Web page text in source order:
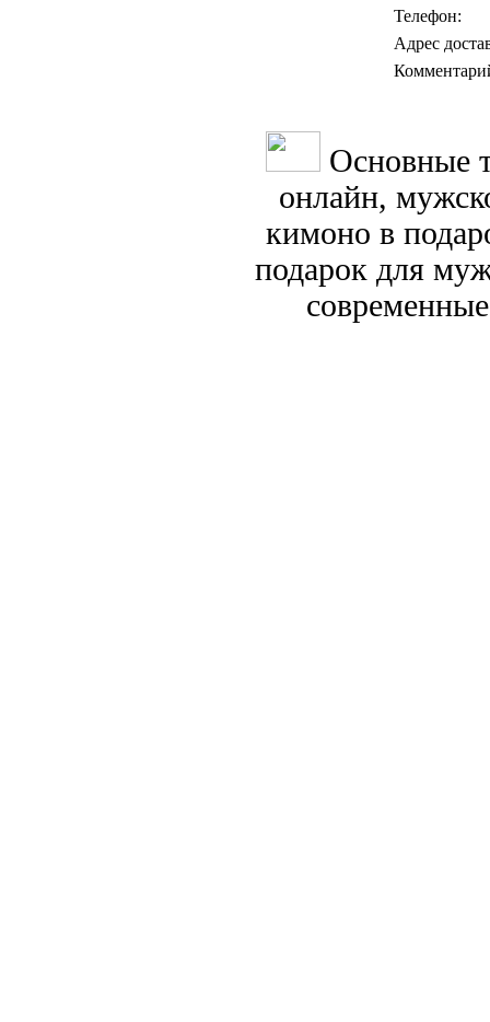
Телефон:
Адрес
Основные
онлайн,
кимоно в
подарок для